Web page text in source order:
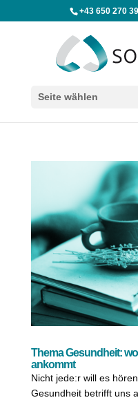
+43 650 270
Seite wählen
Thema Gesundheit:
ankommt
Nicht jede:r will es
Gesundheit betrifft uns